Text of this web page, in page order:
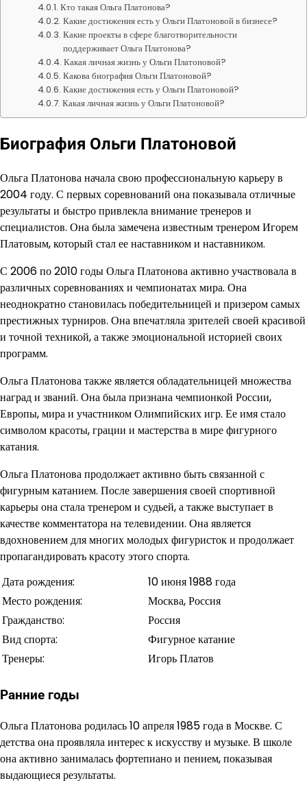
Кто такая Ольга Платонова?
Какие достижения есть у Ольги Платоновой в бизнесе?
Какие проекты в сфере благотворительности
поддерживает Ольга Платонова?
Какая личная жизнь у Ольги Платоновой?
Какова биография Ольги Платоновой?
Какие достижения есть у Ольги Платоновой?
Какая личная жизнь у Ольги Платоновой?
Биография Ольги Платоновой
Ольга Платонова начала свою профессиональную карьеру в
2004 году. С первых соревнований она показывала отличные
результаты и быстро привлекла внимание тренеров и
специалистов. Она была замечена известным тренером Игорем
Платовым, который стал ее наставником и наставником.
С 2006 по 2010 годы Ольга Платонова активно участвовала в
различных соревнованиях и чемпионатах мира. Она
неоднократно становилась победительницей и призером самых
престижных турниров. Она впечатляла зрителей своей красивой
и точной техникой, а также эмоциональной историей своих
программ.
Ольга Платонова также является обладательницей множества
наград и званий. Она была признана чемпионкой России,
Европы, мира и участником Олимпийских игр. Ее имя стало
символом красоты, грации и мастерства в мире фигурного
катания.
Ольга Платонова продолжает активно быть связанной с
фигурным катанием. После завершения своей спортивной
карьеры она стала тренером и судьей, а также выступает в
качестве комментатора на телевидении. Она является
вдохновением для многих молодых фигуристок и продолжает
пропагандировать красоту этого спорта.
Дата рождения:
10 июня 1988 года
Место рождения:
Москва, Россия
Гражданство:
Россия
Вид спорта:
Фигурное катание
Тренеры:
Игорь Платов
Ранние годы
Ольга Платонова родилась 10 апреля 1985 года в Москве. С
детства она проявляла интерес к искусству и музыке. В школе
она активно занималась фортепиано и пением, показывая
выдающиеся результаты.